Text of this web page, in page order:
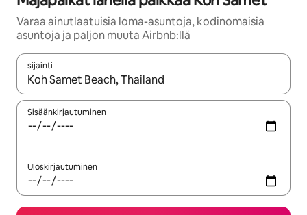
Varaa ainutlaatuisia loma-asuntoja, kodinomaisia
asuntoja ja paljon muuta Airbnb:llä
sijainti
Kun tulokset ovat saatavilla, navigoi ylös- ja alas-
Sisäänkirjautuminen
Uloskirjautuminen